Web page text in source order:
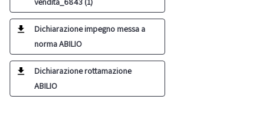
Dichiarazione impegno messa a
norma ABILIO
Dichiarazione rottamazione
ABILIO